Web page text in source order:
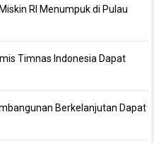
RI Menumpuk di Pulau
Timnas Indonesia Dapat
Berkelanjutan Dapat